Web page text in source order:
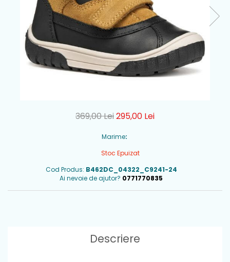
369,00 Lei295,00 Lei
Marime:
Stoc Epuizat
Cod Produs: B462DC_04322_C9241-24
Ai nevoie de ajutor? 0771770835
Descriere